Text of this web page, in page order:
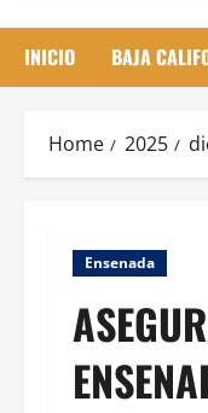
INICIO BAJA
Home 2025
Ensenada